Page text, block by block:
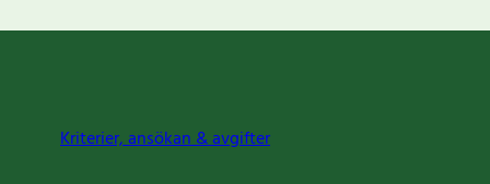
Kriterier, ansökan & avgifter